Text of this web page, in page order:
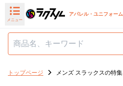
メニュー
アパレル・ユニフォーム
トップページ メンズ スラックスの特集